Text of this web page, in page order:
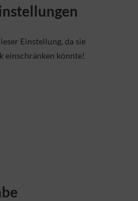
Einstellung, da sie
einschränken könnte!